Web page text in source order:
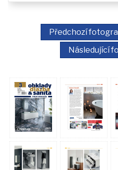
Předchozí
Následující